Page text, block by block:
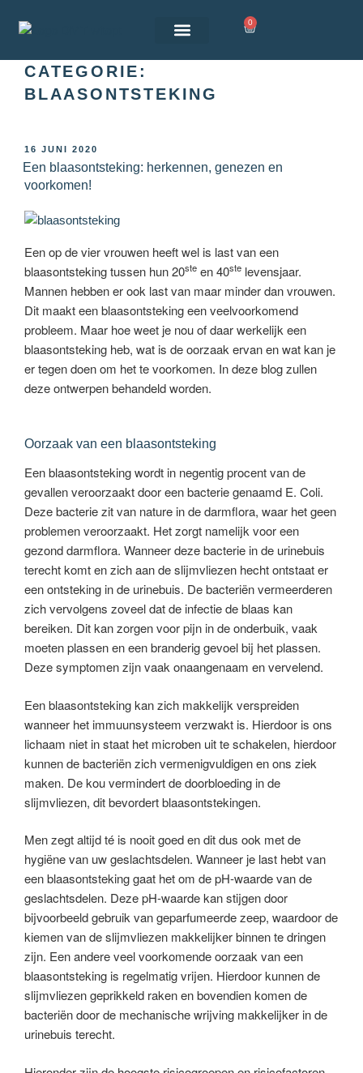
0
CATEGORIE:
BLAASONTSTEKING
16 JUNI 2020
Een blaasontsteking: herkennen, genezen en
voorkomen!
Een op de vier vrouwen heeft wel is last van een
blaasontsteking tussen hun 20ste en 40ste levensjaar.
Mannen hebben er ook last van maar minder dan vrouwen.
Dit maakt een blaasontsteking een veelvoorkomend
probleem. Maar hoe weet je nou of daar werkelijk een
blaasontsteking heb, wat is de oorzaak ervan en wat kan je
er tegen doen om het te voorkomen. In deze blog zullen
deze ontwerpen behandeld worden.
Oorzaak van een blaasontsteking
Een blaasontsteking wordt in negentig procent van de
gevallen veroorzaakt door een bacterie genaamd E. Coli.
Deze bacterie zit van nature in de darmflora, waar het geen
problemen veroorzaakt. Het zorgt namelijk voor een
gezond darmflora. Wanneer deze bacterie in de urinebuis
terecht komt en zich aan de slijmvliezen hecht ontstaat er
een ontsteking in de urinebuis. De bacteriën vermeerderen
zich vervolgens zoveel dat de infectie de blaas kan
bereiken. Dit kan zorgen voor pijn in de onderbuik, vaak
moeten plassen en een branderig gevoel bij het plassen.
Deze symptomen zijn vaak onaangenaam en vervelend.
Een blaasontsteking kan zich makkelijk verspreiden
wanneer het immuunsysteem verzwakt is. Hierdoor is ons
lichaam niet in staat het microben uit te schakelen, hierdoor
kunnen de bacteriën zich vermenigvuldigen en ons ziek
maken. De kou vermindert de doorbloeding in de
slijmvliezen, dit bevordert blaasontstekingen.
Men zegt altijd té is nooit goed en dit dus ook met de
hygiëne van uw geslachtsdelen. Wanneer je last hebt van
een blaasontsteking gaat het om de pH-waarde van de
geslachtsdelen. Deze pH-waarde kan stijgen door
bijvoorbeeld gebruik van geparfumeerde zeep, waardoor de
kiemen van de slijmvliezen makkelijker binnen te dringen
zijn. Een andere veel voorkomende oorzaak van een
blaasontsteking is regelmatig vrijen. Hierdoor kunnen de
slijmvliezen geprikkeld raken en bovendien komen de
bacteriën door de mechanische wrijving makkelijker in de
urinebuis terecht.